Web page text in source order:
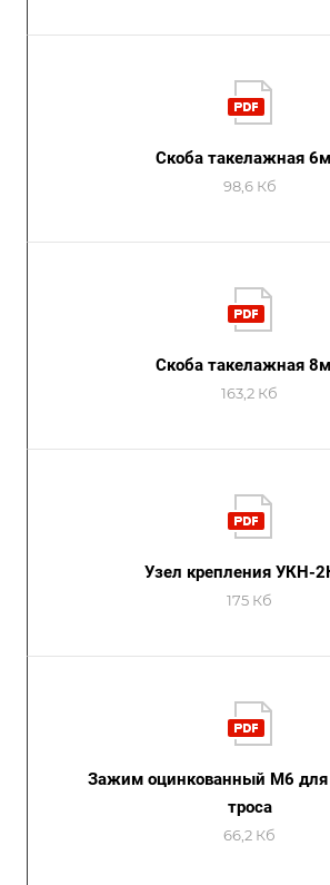
Скоба такелажная
98,6 Кб
Скоба такелажная
163,2 Кб
Узел крепления УКН-
175 Кб
Зажим оцинкованный М6 для
троса
66,2 Кб